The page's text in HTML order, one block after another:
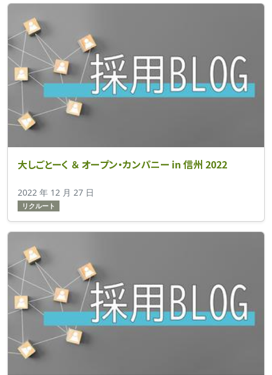
大しごとーく ＆ オープン・カンパニー in 信州 2022
2022 年 12 月 27 日
リクルート